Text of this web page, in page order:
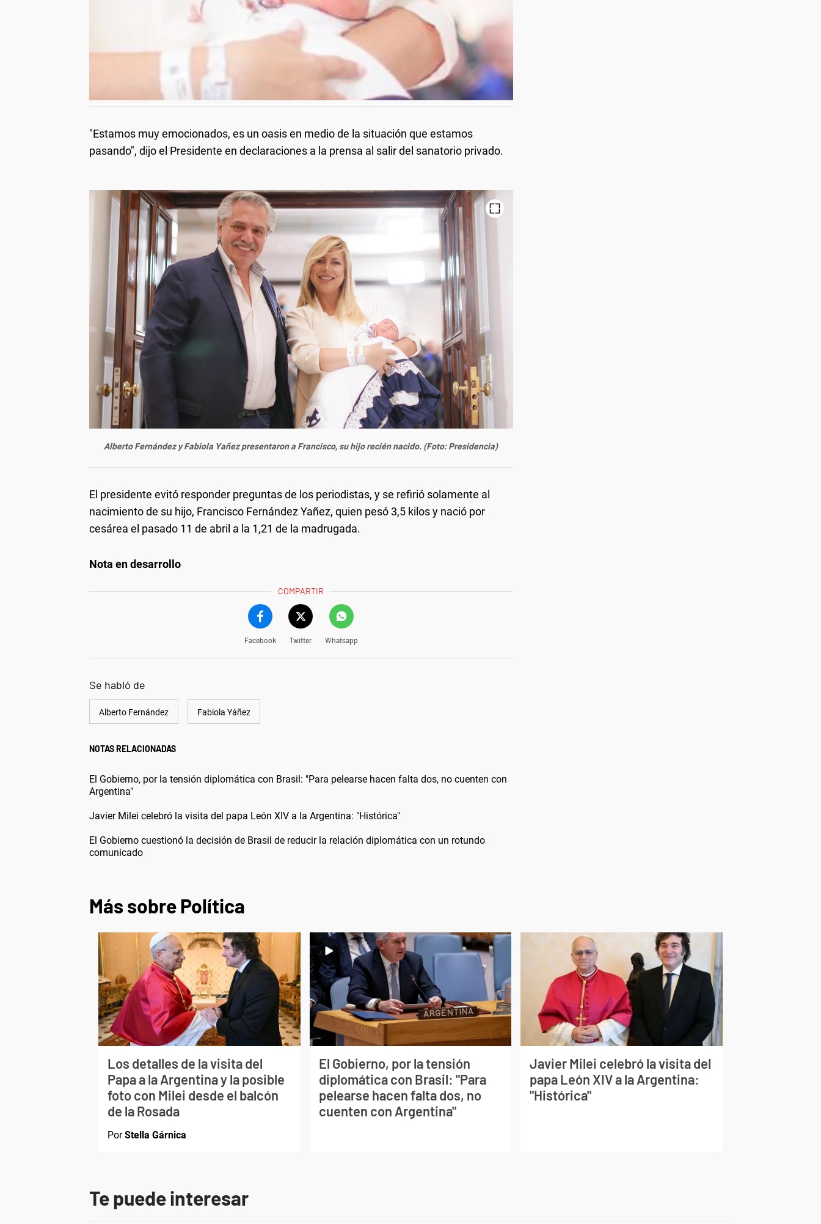
"Estamos muy emocionados, es un oasis en medio de la situación que estamos
pasando", dijo el Presidente en declaraciones a la prensa al salir del sanatorio privado.
Alberto Fernández y Fabiola Yañez presentaron a Francisco, su hijo recién nacido. (Foto: Presidencia)
El presidente evitó responder preguntas de los periodistas, y se refirió solamente al
nacimiento de su hijo, Francisco Fernández Yañez, quien pesó 3,5 kilos y nació por
cesárea el pasado 11 de abril a la 1,21 de la madrugada.
Nota en desarrollo
COMPARTIR
Facebook Twitter Whatsapp
Se habló de
Alberto Fernández Fabiola Yáñez
NOTAS RELACIONADAS
El Gobierno, por la tensión diplomática con Brasil: "Para pelearse hacen falta dos, no cuenten con
Argentina"
Javier Milei celebró la visita del papa León XIV a la Argentina: "Histórica"
El Gobierno cuestionó la decisión de Brasil de reducir la relación diplomática con un rotundo
comunicado
Más sobre Política
Los detalles de la visita del
Papa a la Argentina y la posible
foto con Milei desde el balcón
de la Rosada
PorStella Gárnica
El Gobierno, por la tensión
diplomática con Brasil: "Para
pelearse hacen falta dos, no
cuenten con Argentina"
Javier Milei celebró la visita del
papa León XIV a la Argentina:
"Histórica"
Te puede interesar